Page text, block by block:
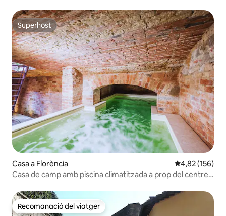
Superhost
Superhost
Casa a Florència 4,82 de
4,82 (156)
Casa de camp amb piscina climatitzada a prop del centre
Recomanació del viatger
Recomanació del viatger